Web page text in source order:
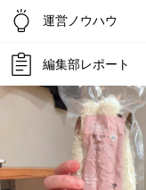
運営ノウハウ
編集部レポート